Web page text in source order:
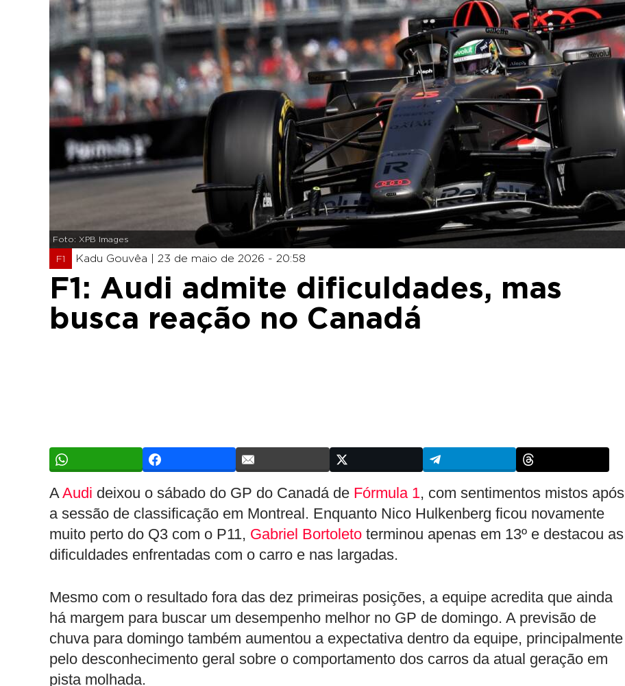
Foto: XPB Images
F1 Kadu Gouvêa | 23 de maio de 2026 - 20:58
F1: Audi admite dificuldades, mas
busca reação no Canadá
AAudi deixou o sábado do GP do Canadá de Fórmula 1, com sentimentos mistos após
a sessão de classificação em Montreal. Enquanto Nico Hulkenberg ficou novamente
muito perto do Q3 com o P11, Gabriel Bortoleto terminou apenas em 13º e destacou as
dificuldades enfrentadas com o carro e nas largadas.
Mesmo com o resultado fora das dez primeiras posições, a equipe acredita que ainda
há margem para buscar um desempenho melhor no GP de domingo. A previsão de
chuva para domingo também aumentou a expectativa dentro da equipe, principalmente
pelo desconhecimento geral sobre o comportamento dos carros da atual geração em
pista molhada.